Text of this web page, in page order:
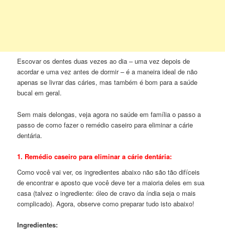
Escovar os dentes duas vezes ao dia – uma vez depois de
acordar e uma vez antes de dormir – é a maneira ideal de não
apenas se livrar das cáries, mas também é bom para a saúde
bucal em geral.
Sem mais delongas, veja agora no saúde em família o passo a
passo de como fazer o remédio caseiro para eliminar a cárie
dentária.
1. Remédio caseiro para eliminar a cárie dentária:
Como você vai ver, os ingredientes abaixo não são tão difíceis
de encontrar e aposto que você deve ter a maioria deles em sua
casa (talvez o ingrediente: óleo de cravo da índia seja o mais
complicado). Agora, observe como preparar tudo isto abaixo!
Ingredientes: